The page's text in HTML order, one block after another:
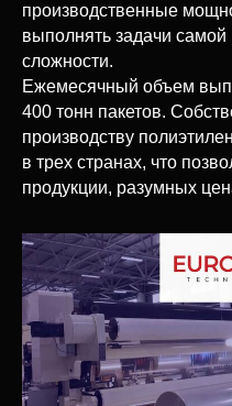
производственные
выполнять задачи самой
сложности.
Ежемесячный объем
400 тонн пакетов.
производству
в трех странах, что
продукции, разумных